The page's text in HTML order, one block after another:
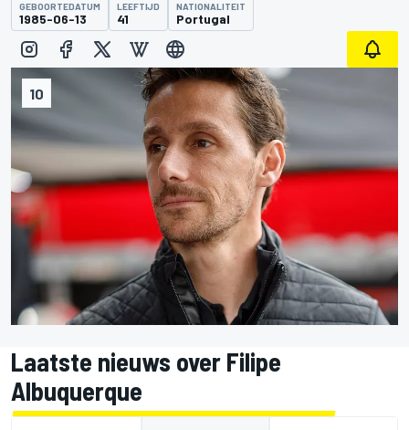
10
GEBOORTEDATUM
1985-06-13
LEEFTIJD
41
NATIONALITEIT
Portugal
Laatste nieuws over Filipe
Albuquerque